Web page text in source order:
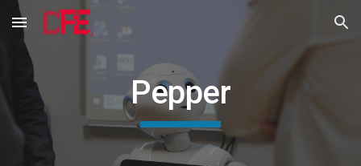
Skip to main content Skip to navigation
Pepper